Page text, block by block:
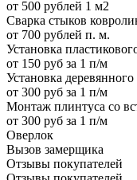
от 500 рублей 1 м2
Сварка стыков
от 700 рублей п. м.
Установка
от 150 руб за 1 п/м
Установка
от 300 руб за 1 п/м
Монтаж плинтуса со
от 300 руб за 1 п/м
Оверлок
Вызов замерщика
Отзывы покупателей